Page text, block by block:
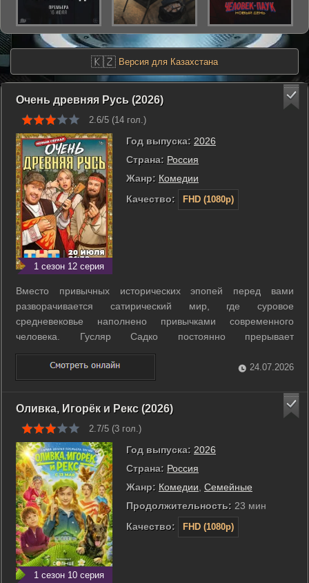
🇰🇿 Версия для Казахстана
Очень древняя Русь (2026)
2.6/5 (14 гол.)
1 сезон 12 серия
Год выпуска: 2026
Страна: Россия
Жанр: Комедии
Качество:
FHD (1080p)
Вместо привычных исторических эпопей перед вами
разворачивается сатирический мир, где суровое
средневековье наполнено привычками современного
человека. Гусляр Садко постоянно прерывает
повествование, чтобы с иронией прокомментировать
нелепые будни жителей российской глубинки тринадцатого
века. Здесь почтовые голуби доставляют товары, а в
24.07.2026
Оливка, Игорёк и Рекс (2026)
2.7/5 (3 гол.)
1 сезон 10 серия
Год выпуска: 2026
Страна: Россия
Жанр: Комедии Семейные
Продолжительность: 23 мин
Качество:
FHD (1080p)